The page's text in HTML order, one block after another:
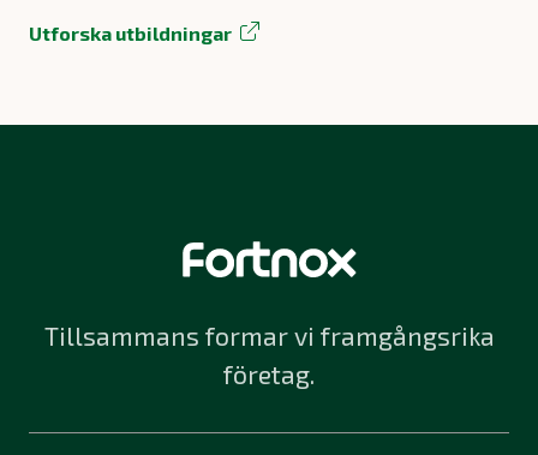
Utforska utbildningar
Tillsammans formar vi framgångsrika
företag.